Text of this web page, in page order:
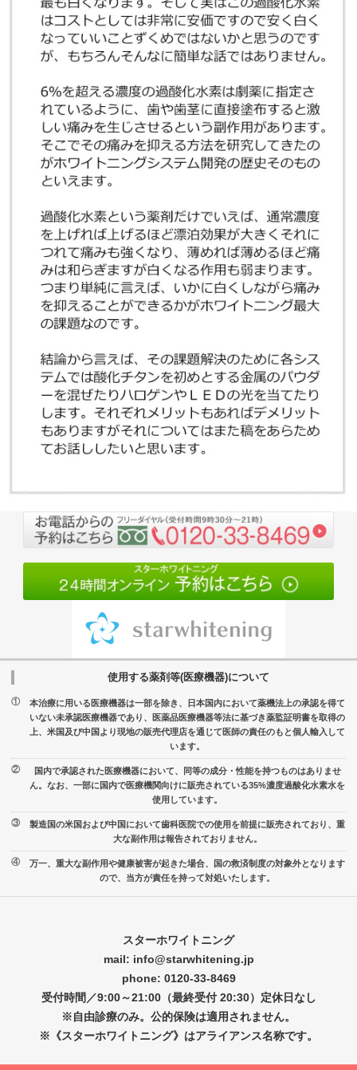
使用する薬剤等(医療機器)について
本治療に用いる医療機器は一部を除き、日本国内において薬機法上の承認を得て
いない未承認医療機器であり、医薬品医療機器等法に基づき薬監証明書を取得の
上、米国及び中国より現地の販売代理店を通じて医師の責任のもと個人輸入して
います。
国内で承認された医療機器において、同等の成分・性能を持つものはありませ
ん。なお、一部に国内で医療機関向けに販売されている35%濃度過酸化水素水を
使用しています。
製造国の米国および中国において歯科医院での使用を前提に販売されており、重
大な副作用は報告されておりません。
万一、重大な副作用や健康被害が起きた場合、国の救済制度の対象外となります
ので、当方が責任を持って対処いたします。
スターホワイトニング
mail: info@starwhitening.jp
phone: 0120-33-8469
受付時間／9:00～21:00（最終受付 20:30）定休日なし
※自由診療のみ。公的保険は適用されません。
※《スターホワイトニング》はアライアンス名称です。